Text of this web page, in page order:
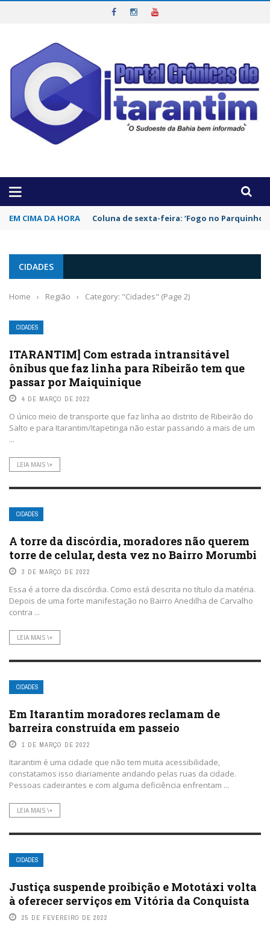
EM CIMA DA HORA Coluna de sexta-feira: ‘Fogo no
CIDADES
Home › Região › Category: "Cidades" (Page 2)
CIDADES
ITARANTIM] Com estrada intransitável
ônibus que faz linha para Ribeirão tem que
passar por Maiquinique
4 DE MARÇO DE 2022
O único meio de transporte que faz linha ao distrito de Ribeirão do
Salto e para Itarantim/Itapetinga não estar passando a mais de um
...
LEIA MAIS \+
CIDADES
A torre da discórdia, moradores não querem
torre de celular, desta vez no Bairro Morumbi
3 DE MARÇO DE 2022
Essa é a torre da discórdia. Como está descrita no título da matéria.
Depois de uma forte manifestação no Bairro Anedilha de Carvalho
contra ...
LEIA MAIS \+
CIDADES
Em Itarantim moradores reclamam de
barreira construída em passeio
1 DE MARÇO DE 2022
Itarantim é uma cidade que não tem muita acessibilidade,
constatamos isso diariamente andando pelas ruas da cidade.
Pessoas cadeirantes e com alguma deficiência enfrentam ...
LEIA MAIS \+
CIDADES
Justiça suspende proibição e Mototáxi volta
à oferecer serviços em Vitória da Conquista
25 DE FEVEREIRO DE 2022